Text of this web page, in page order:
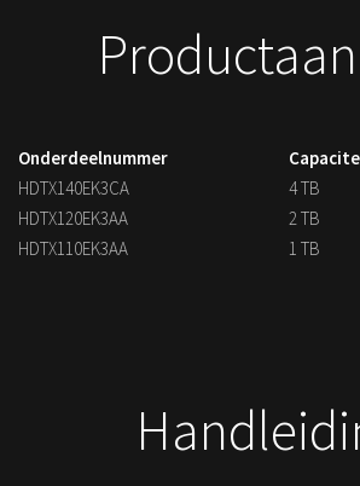
Onderdeelnummer
HDTX140EK3CA
4 TB
HDTX120EK3AA
2 TB
HDTX110EK3AA
1 TB